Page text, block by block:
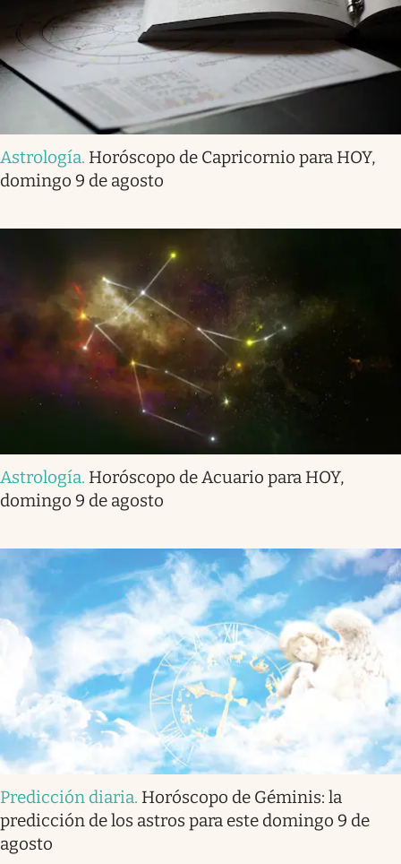
Astrología. Horóscopo de Capricornio para HOY,
domingo 9 de agosto
Astrología. Horóscopo de Acuario para HOY,
domingo 9 de agosto
Predicción diaria. Horóscopo de Géminis: la
predicción de los astros para este domingo 9 de
agosto